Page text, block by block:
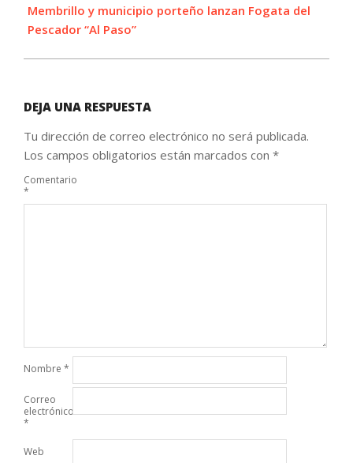
Membrillo y municipio porteño lanzan Fogata del
Pescador “Al Paso”
DEJA UNA RESPUESTA
Tu dirección de correo electrónico no será publicada.
Los campos obligatorios están marcados con *
Comentario
*
Nombre *
Correo
electrónico
*
Web